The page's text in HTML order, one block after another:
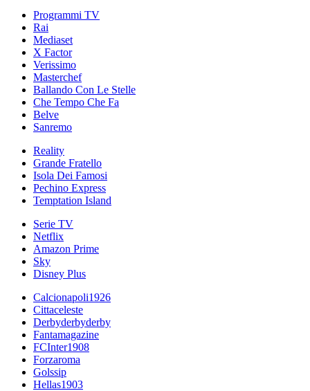
Programmi TV
Rai
Mediaset
X Factor
Verissimo
Masterchef
Ballando Con Le Stelle
Che Tempo Che Fa
Belve
Sanremo
Reality
Grande Fratello
Isola Dei Famosi
Pechino Express
Temptation Island
Serie TV
Netflix
Amazon Prime
Sky
Disney Plus
Calcionapoli1926
Cittaceleste
Derbyderbyderby
Fantamagazine
FCInter1908
Forzaroma
Golssip
Hellas1903